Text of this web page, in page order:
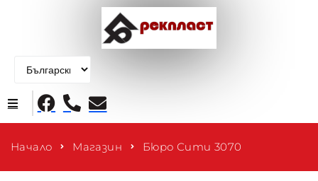
Продукти
Начало Магазин Бюро Сити 3070